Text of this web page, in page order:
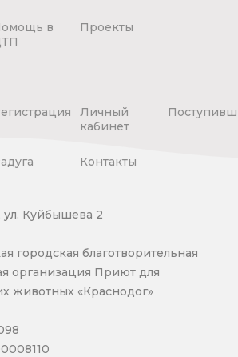
в
Проекты
Личный
кабинет
Контакты
ул. Куйбышева 2
городская благотворительная
организация Приют для
животных «Краснодог»